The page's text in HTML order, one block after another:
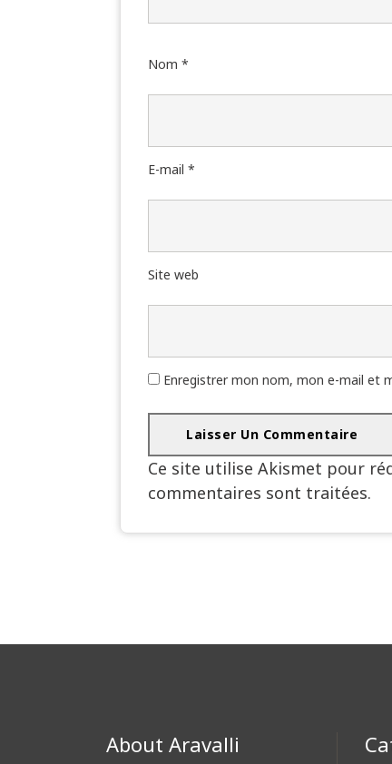
Nom *
E-mail *
Site web
Enregistrer mon nom, mon e-mail et
Ce site utilise Akismet pour
commentaires sont traitées.
About Aravalli